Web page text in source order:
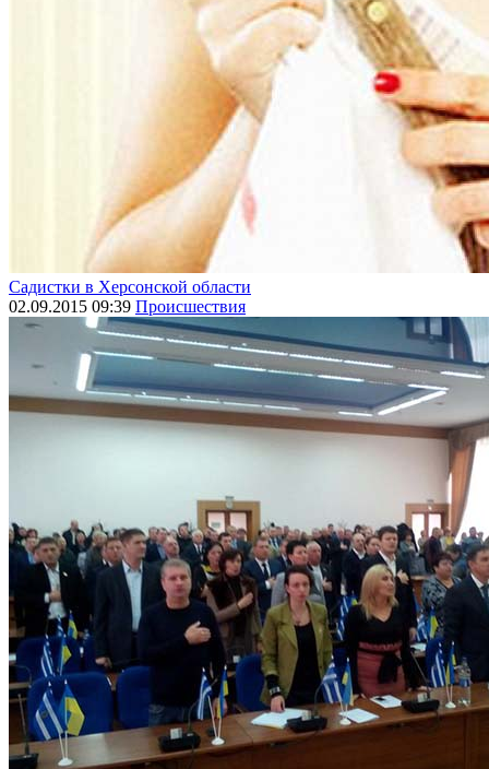
Садистки в Херсонской области
02.09.2015 09:39 Происшествия